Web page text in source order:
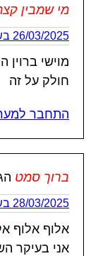
מי שמבין
26/03/2025 בשעה 18:53:34
מוישי
חולק על זה
התחבר
ברוך סמט
28/03/2025 בשעה 13:20:31
אלוף אלוף
אני בעיקר